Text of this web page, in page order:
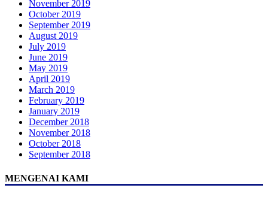
November 2019
October 2019
September 2019
August 2019
July 2019
June 2019
May 2019
April 2019
March 2019
February 2019
January 2019
December 2018
November 2018
October 2018
September 2018
MENGENAI KAMI